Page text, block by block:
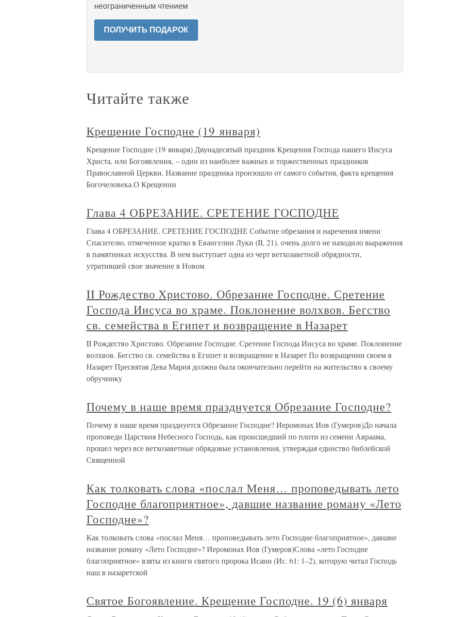
неограниченным чтением
ПОЛУЧИТЬ ПОДАРОК
Читайте также
Крещение Господне (19 января)
Крещение Господне (19 января) Двунадесятый праздник Крещения Господа нашего Иисуса
Христа, или Богоявления, – один из наиболее важных и торжественных праздников
Православной Церкви. Название праздника произошло от самого события, факта крещения
Богочеловека.О Крещении
Глава 4 ОБРЕЗАНИЕ. СРЕТЕНИЕ ГОСПОДНЕ
Глава 4 ОБРЕЗАНИЕ. СРЕТЕНИЕ ГОСПОДНЕ Событие обрезания и наречения имени
Спасителю, отмеченное кратко в Евангелии Луки (II, 21), очень долго не находило выражения
в памятниках искусства. В нем выступает одна из черт ветхозаветной обрядности,
утратившей свое значение в Новом
II Рождество Христово. Обрезание Господне. Сретение
Господа Иисуса во храме. Поклонение волхвов. Бегство
св. семейства в Египет и возвращение в Назарет
II Рождество Христово. Обрезание Господне. Сретение Господа Иисуса во храме. Поклонение
волхвов. Бегство св. семейства в Египет и возвращение в Назарет По возвращении своем в
Назарет Пресвятая Дева Мария должна была окончательно перейти на жительство к своему
обручнику
Почему в наше время празднуется Обрезание Господне?
Почему в наше время празднуется Обрезание Господне? Иеромонах Иов (Гумеров)До начала
проповеди Царствия Небесного Господь, как происшедший по плоти из семени Авраама,
прошел через все ветхозаветные обрядовые установления, утверждая единство библейской
Священной
Как толковать слова «послал Меня… проповедывать лето
Господне благоприятное», давшие название роману «Лето
Господне»?
Как толковать слова «послал Меня… проповедывать лето Господне благоприятное», давшие
название роману «Лето Господне»? Иеромонах Иов (Гумеров)Слова «лето Господне
благоприятное» взяты из книги святого пророка Исаии (Ис. 61: 1–2), которую читал Господь
наш в назаретской
Святое Богоявление. Крещение Господне. 19 (6) января